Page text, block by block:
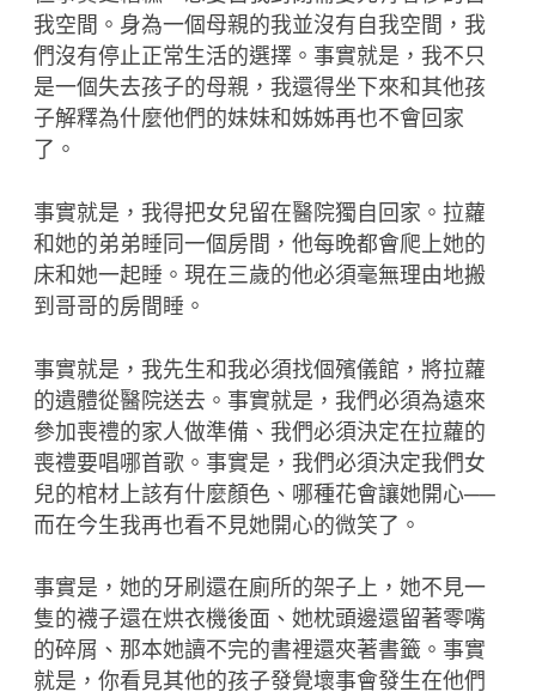
我空間。身為一個母親的我並沒有自我空間，我
們沒有停止正常生活的選擇。事實就是，我不只
是一個失去孩子的母親，我還得坐下來和其他孩
子解釋為什麼他們的妹妹和姊姊再也不會回家
了。
事實就是，我得把女兒留在醫院獨自回家。拉蘿
和她的弟弟睡同一個房間，他每晚都會爬上她的
床和她一起睡。現在三歲的他必須毫無理由地搬
到哥哥的房間睡。
事實就是，我先生和我必須找個殯儀館，將拉蘿
的遺體從醫院送去。事實就是，我們必須為遠來
參加喪禮的家人做準備、我們必須決定在拉蘿的
喪禮要唱哪首歌。事實是，我們必須決定我們女
兒的棺材上該有什麼顏色、哪種花會讓她開心──
而在今生我再也看不見她開心的微笑了。
事實是，她的牙刷還在廁所的架子上，她不見一
隻的襪子還在烘衣機後面、她枕頭邊還留著零嘴
的碎屑、那本她讀不完的書裡還夾著書籤。事實
就是，你看見其他的孩子發覺壞事會發生在他們